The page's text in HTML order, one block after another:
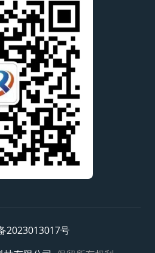
2023013017号